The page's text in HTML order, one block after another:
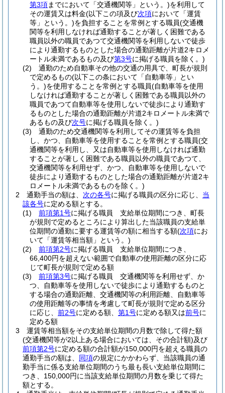
第3項までにおいて「交通機関等」という。)を利用して
その運賃又は料金(以下この項及び次項において「運賃
等」という。)を負担することを常例とする職員(交通機
関等を利用しなければ通勤することが著しく困難である
職員以外の職員であつて交通機関等を利用しないで徒歩
により通勤するものとした場合の通勤距離が片道2キロメ
ートル未満であるもの及び第3号に掲げる職員を除く。)
(2)
通勤のため自動車その他の交通の用具で、町長が規則
で定めるもの(以下この条において「自動車等」とい
う。)を使用することを常例とする職員(自動車等を使用
しなければ通勤することが著しく困難である職員以外の
職員であつて自動車等を使用しないで徒歩により通勤す
るものとした場合の通勤距離が片道2キロメートル未満で
あるもの及び次号に掲げる職員を除く。)
(3)
通勤のため交通機関等を利用してその運賃等を負担
し、かつ、自動車等を使用することを常例とする職員(交
通機関等を利用し、又は自動車等を使用しなければ通勤
することが著しく困難である職員以外の職員であつて、
交通機関等を利用せず、かつ、自動車等を使用しないで
徒歩により通勤するものとした場合の通勤距離が片道2キ
ロメートル未満であるものを除く。)
2
通勤手当の額は、 次の各号に掲げる職員の区分に応じ、 当
該各号に定める額とする。
(1)
前項第1号に掲げる職員 支給単位期間につき、町長
が規則で定めるところにより算出した当該職員の支給単
位期間の通勤に要する運賃等の額に相当する額(次項にお
いて「運賃等相当額」という。)
(2)
前項第2号に掲げる職員 支給単位期間につき、
66,400円を超えない範囲で自動車の使用距離の区分に応
じて町長が規則で定める額
(3)
前項第3号に掲げる職員 交通機関等を利用せず、か
つ、自動車等を使用しないで徒歩により通勤するものと
する場合の通勤距離、交通機関等の利用距離、自動車等
の使用距離等の事情を考慮して町長が規則で定める区分
に応じ、 前2号に定める額、 第1号に定める額又は前号に
定める額
3
運賃等相当額をその支給単位期間の月数で除して得た額
(交通機関等が2以上ある場合においては、その合計額)及び
前項第2号に定める額の合計額が150,000円を超える職員の
通勤手当の額は、 同項の規定にかかわらず、当該職員の通
勤手当に係る支給単位期間のうち最も長い支給単位期間に
つき、150,000円に当該支給単位期間の月数を乗じて得た
額とする。